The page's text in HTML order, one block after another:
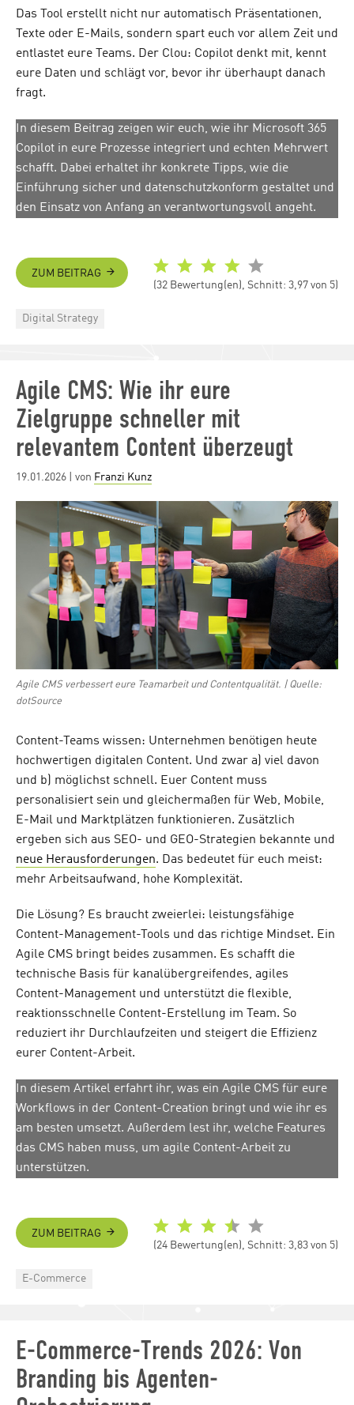
Das Tool erstellt nicht nur automatisch Präsentationen,
Texte oder E-Mails, sondern spart euch vor allem Zeit und
entlastet eure Teams. Der Clou: Copilot denkt mit, kennt
eure Daten und schlägt vor, bevor ihr überhaupt danach
fragt.
In diesem Beitrag zeigen wir euch, wie ihr Microsoft 365
Copilot in eure Prozesse integriert und echten Mehrwert
schafft. Dabei erhaltet ihr konkrete Tipps, wie die
Einführung sicher und datenschutzkonform gestaltet und
den Einsatz von Anfang an verantwortungsvoll angeht.
ZUM BEITRAG
(32 Bewertung(en), Schnitt: 3,97 von 5)
Categories
Digital Strategy
Agile CMS: Wie ihr eure
Zielgruppe schneller mit
relevantem Content überzeugt
Posted
19.01.2026 | von Franzi Kunz
Agile CMS verbessert eure Teamarbeit und Contentqualität. | Quelle:
dotSource
Content-Teams wissen: Unternehmen benötigen heute
hochwertigen digitalen Content. Und zwar a) viel davon
und b) möglichst schnell. Euer Content muss
personalisiert sein und gleichermaßen für Web, Mobile,
E-Mail und Marktplätzen funktionieren. Zusätzlich
ergeben sich aus SEO- und GEO-Strategien bekannte und
neue Herausforderungen. Das bedeutet für euch meist:
mehr Arbeitsaufwand, hohe Komplexität.
Die Lösung? Es braucht zweierlei: leistungsfähige
Content-Management-Tools und das richtige Mindset. Ein
Agile CMS bringt beides zusammen. Es schafft die
technische Basis für kanalübergreifendes, agiles
Content-Management und unterstützt die flexible,
reaktionsschnelle Content-Erstellung im Team. So
reduziert ihr Durchlaufzeiten und steigert die Effizienz
eurer Content-Arbeit.
In diesem Artikel erfahrt ihr, was ein Agile CMS für eure
Workflows in der Content-Creation bringt und wie ihr es
am besten umsetzt. Außerdem lest ihr, welche Features
das CMS haben muss, um agile Content-Arbeit zu
unterstützen.
ZUM BEITRAG
(24 Bewertung(en), Schnitt: 3,83 von 5)
Categories
E-Commerce
E-Commerce-Trends 2026: Von
Branding bis Agenten-